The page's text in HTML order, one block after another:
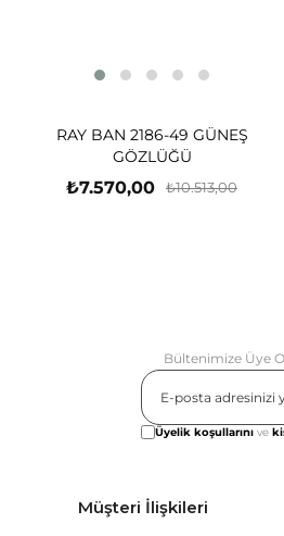
RAY BAN 2186-49 GÜNEŞ
GÖZLÜĞÜ
₺7.570,00 ₺10.513,00
Bültenimize Üye
Üyelik koşullarını ve
Müşteri İlişkileri